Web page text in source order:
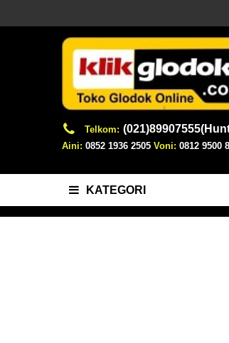
Telkom:
Aini: 0852 1936 2505 Voni: 0812 9500
KATEGORI